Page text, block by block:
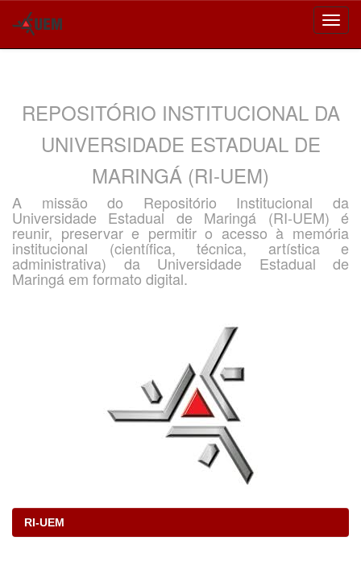
REPOSITÓRIO INSTITUCIONAL DA
UNIVERSIDADE ESTADUAL DE
MARINGÁ (RI-UEM)
A missão do Repositório Institucional da
Universidade Estadual de Maringá (RI-UEM) é
reunir, preservar e permitir o acesso à memória
institucional (científica, técnica, artística e
administrativa) da Universidade Estadual de
Maringá em formato digital.
RI-UEM